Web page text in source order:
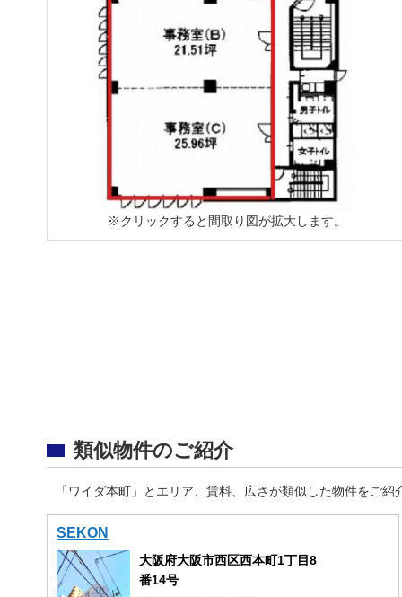
※クリックすると間取り図が拡大します。
類似物件のご紹介
「ワイダ本町」とエリア、賃料、広さが類似した物件をご紹
SEKON
大阪府大阪市西区西本町1丁目8
番14号